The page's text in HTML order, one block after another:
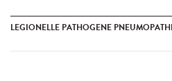
LEGIONELLE PATHOGENE